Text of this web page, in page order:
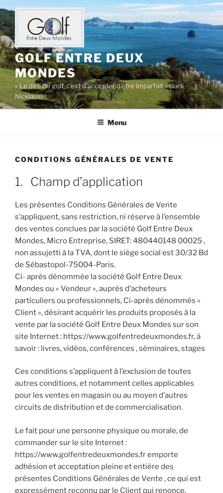
Aller
au
contenu
principal
GOLF ENTRE DEUX
MONDES
« Le défi du golf, c’est d’accepter d’être imparfait » (Jack
Nicklaus)
Menu
CONDITIONS GÉNÉRALES DE VENTE
1. Champ d’application
Les présentes Conditions Générales de Vente
s’appliquent, sans restriction, ni réserve à l’ensemble
des ventes conclues par la société Golf Entre Deux
Mondes, Micro Entreprise, SIRET: 480440148 00025 ,
non assujetti à la TVA, dont le siège social est 30/32 Bd
de Sébastopol-75004-Paris.
Ci- après dénommée la société Golf Entre Deux
Mondes ou « Vendeur », auprès d’acheteurs
particuliers ou professionnels, Ci-après dénommés «
Client », désirant acquérir les produits proposés à la
vente par la société Golf Entre Deux Mondes sur son
site Internet : https://www.golfentredeuxmondes.fr, à
savoir : livres, vidéos, conférences , séminaires, stages
Ces conditions s’appliquent à l’exclusion de toutes
autres conditions, et notamment celles applicables
pour les ventes en magasin ou au moyen d’autres
circuits de distribution et de commercialisation.
Le fait pour une personne physique ou morale, de
commander sur le site Internet :
https://www.golfentredeuxmondes.fr emporte
adhésion et acceptation pleine et entière des
présentes Conditions Générales de Vente , ce qui est
expressément reconnu par le Client qui renonce,